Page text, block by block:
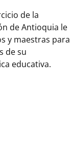
de la
de Antioquia le
y maestras para
de su
educativa.